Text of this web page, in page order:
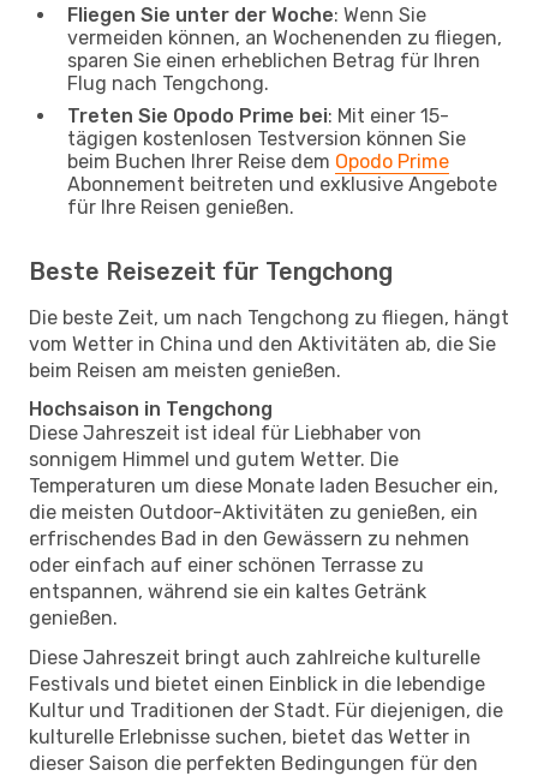
Fliegen Sie unter der Woche: Wenn Sie
vermeiden können, an Wochenenden zu fliegen,
sparen Sie einen erheblichen Betrag für Ihren
Flug nach Tengchong.
Treten Sie Opodo Prime bei: Mit einer 15-
tägigen kostenlosen Testversion können Sie
beim Buchen Ihrer Reise dem Opodo Prime
Abonnement beitreten und exklusive Angebote
für Ihre Reisen genießen.
Beste Reisezeit für Tengchong
Die beste Zeit, um nach Tengchong zu fliegen, hängt
vom Wetter in China und den Aktivitäten ab, die Sie
beim Reisen am meisten genießen.
Hochsaison in Tengchong
Diese Jahreszeit ist ideal für Liebhaber von
sonnigem Himmel und gutem Wetter. Die
Temperaturen um diese Monate laden Besucher ein,
die meisten Outdoor-Aktivitäten zu genießen, ein
erfrischendes Bad in den Gewässern zu nehmen
oder einfach auf einer schönen Terrasse zu
entspannen, während sie ein kaltes Getränk
genießen.
Diese Jahreszeit bringt auch zahlreiche kulturelle
Festivals und bietet einen Einblick in die lebendige
Kultur und Traditionen der Stadt. Für diejenigen, die
kulturelle Erlebnisse suchen, bietet das Wetter in
dieser Saison die perfekten Bedingungen für den